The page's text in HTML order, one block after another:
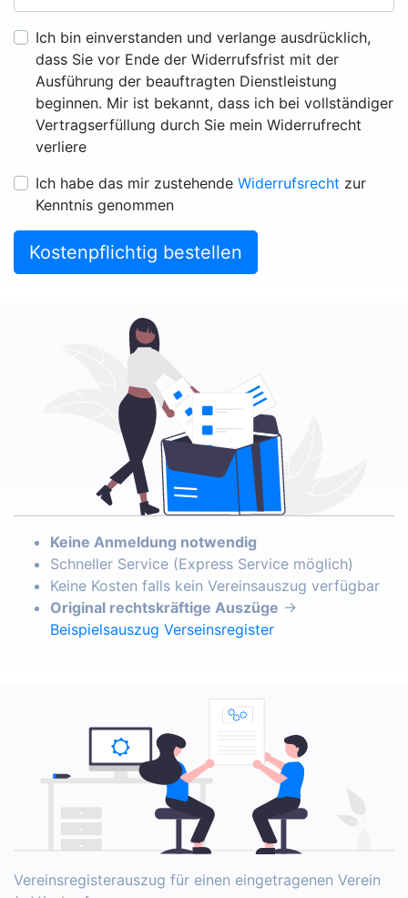
Ich bin einverstanden und verlange ausdrücklich,
dass Sie vor Ende der Widerrufsfrist mit der
Ausführung der beauftragten Dienstleistung
beginnen. Mir ist bekannt, dass ich bei vollständiger
Vertragserfüllung durch Sie mein Widerrufrecht
verliere
Ich habe das mir zustehende Widerrufsrecht zur
Kenntnis genommen
Kostenpflichtig bestellen
Keine Anmeldung notwendig
Schneller Service (Express Service möglich)
Keine Kosten falls kein Vereinsauszug verfügbar
Original rechtskräftige Auszüge →
Beispielsauszug Verseinsregister
Vereinsregisterauszug für einen eingetragenen Verein